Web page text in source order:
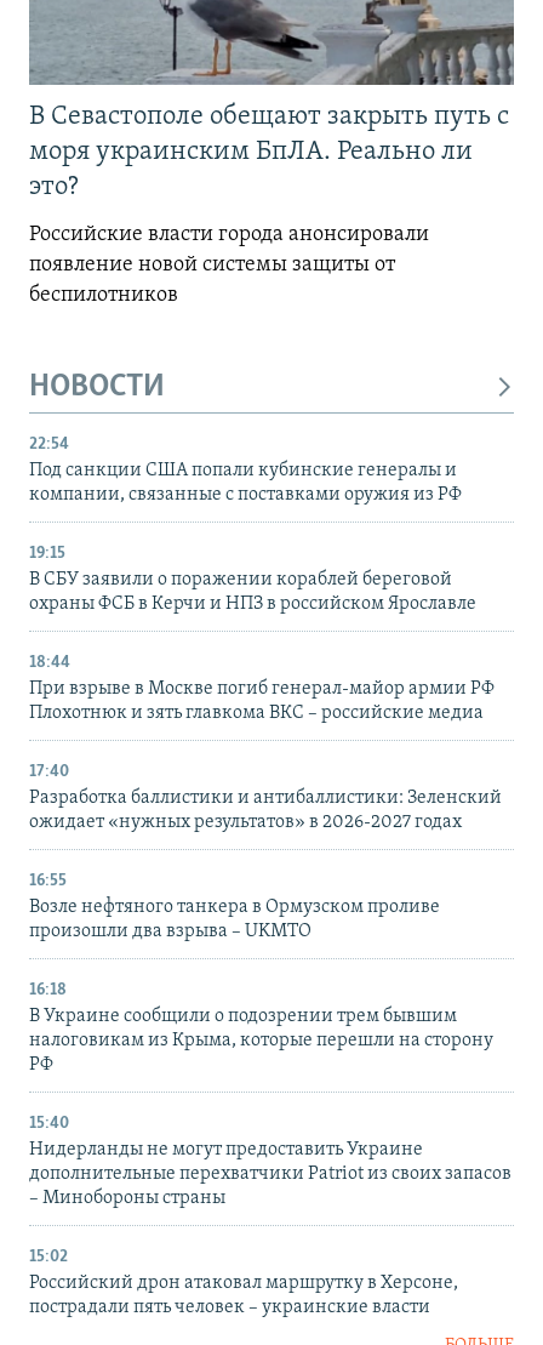
В Севастополе обещают закрыть путь с
моря украинским БпЛА. Реально ли
это?
Российские власти города анонсировали
появление новой системы защиты от
беспилотников
НОВОСТИ
22:54
Под санкции США попали кубинские генералы и
компании, связанные с поставками оружия из РФ
19:15
В СБУ заявили о поражении кораблей береговой
охраны ФСБ в Керчи и НПЗ в российском Ярославле
18:44
При взрыве в Москве погиб генерал-майор армии РФ
Плохотнюк и зять главкома ВКС – российские медиа
17:40
Разработка баллистики и антибаллистики: Зеленский
ожидает «нужных результатов» в 2026-2027 годах
16:55
Возле нефтяного танкера в Ормузском проливе
произошли два взрыва – UKMTO
16:18
В Украине сообщили о подозрении трем бывшим
налоговикам из Крыма, которые перешли на сторону
РФ
15:40
Нидерланды не могут предоставить Украине
дополнительные перехватчики Patriot из своих запасов
– Минобороны страны
15:02
Российский дрон атаковал маршрутку в Херсоне,
пострадали пять человек – украинские власти